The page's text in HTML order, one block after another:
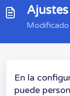
Modificado
En la
puede